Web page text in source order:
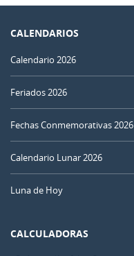
CALENDARIOS
Calendario 2026
Feriados 2026
Fechas Conmemorativas 2026
Calendario Lunar 2026
Luna de Hoy
CALCULADORAS